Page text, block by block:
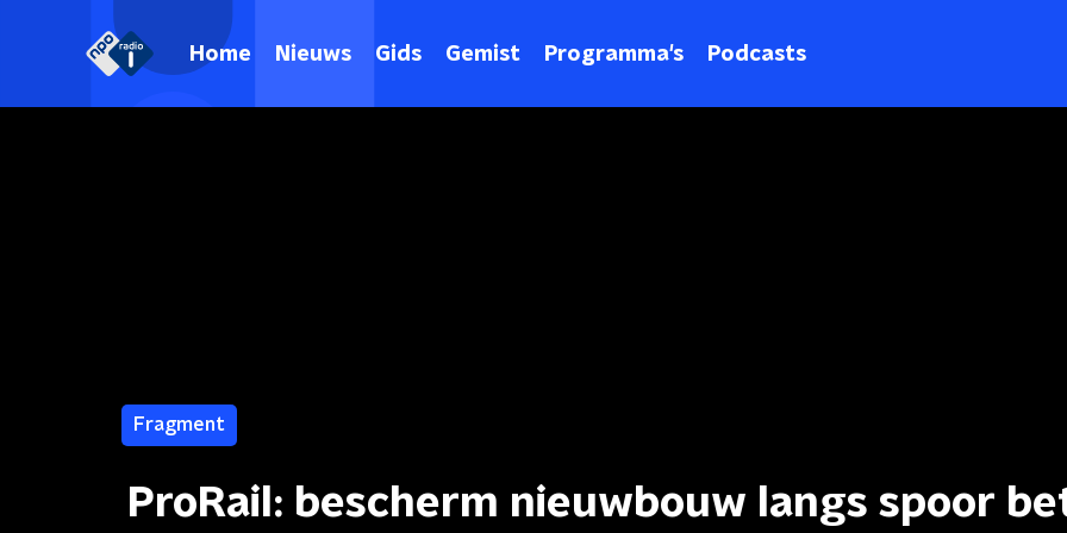
Home Nieuws Gids Gemist Programma's Podcasts
Fragment
ProRail: bescherm nieuwbouw langs spoor